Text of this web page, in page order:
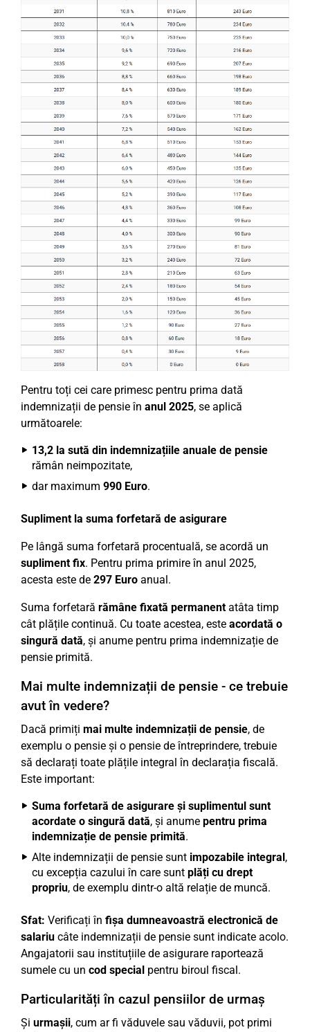
Pentru toți cei care primesc pentru prima dată
indemnizații de pensie în anul 2025, se aplică
următoarele:
13,2 la sută din indemnizațiile anuale de pensie
rămân neimpozitate,
dar maximum 990 Euro.
Supliment la suma forfetară de asigurare
Pe lângă suma forfetară procentuală, se acordă un
supliment fix. Pentru prima primire în anul 2025,
acesta este de 297 Euro anual.
Suma forfetară rămâne fixată permanentatâta timp
cât plățile continuă. Cu toate acestea, este acordată o
singură dată, și anume pentru prima indemnizație de
pensie primită.
Mai multe indemnizații de pensie - ce trebuie
avut în vedere?
Dacă primiți mai multe indemnizații de pensie, de
exemplu o pensie și o pensie de întreprindere, trebuie
să declarați toate plățile integral în declarația fiscală.
Este important:
Suma forfetară de asigurare și suplimentul sunt
acordate o singură dată, și anume pentru prima
indemnizație de pensie primită.
Alte indemnizații de pensie sunt impozabile integral ,
cu excepția cazului în care sunt plăți cu drept
propriu, de exemplu dintr-o altă relație de muncă.
Sfat: Verificați în fișa dumneavoastră electronică de
salariu câte indemnizații de pensie sunt indicate acolo.
Angajatorii sau instituțiile de asigurare raportează
sumele cu un cod special pentru biroul fiscal.
Particularități în cazul pensiilor de urmaș
Și urmașii, cum ar fi văduvele sau văduvii, pot primi